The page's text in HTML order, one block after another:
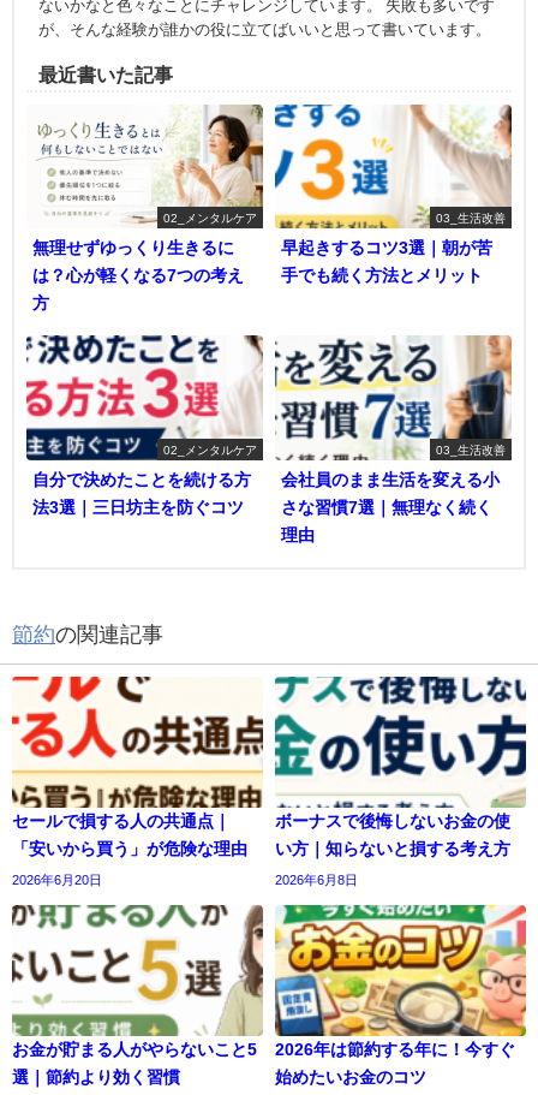
ないかなと色々なことにチャレンジしています。 失敗も多いです
が、そんな経験が誰かの役に立てばいいと思って書いています。
最近書いた記事
02_メンタルケア
無理せずゆっくり生きるに
は？心が軽くなる7つの考え
方
03_生活改善
早起きするコツ3選｜朝が苦
手でも続く方法とメリット
02_メンタルケア
自分で決めたことを続ける方
法3選｜三日坊主を防ぐコツ
03_生活改善
会社員のまま生活を変える小
さな習慣7選｜無理なく続く
理由
節約の関連記事
セールで損する人の共通点｜
「安いから買う」が危険な理由
2026年6月20日
ボーナスで後悔しないお金の使
い方｜知らないと損する考え方
2026年6月8日
お金が貯まる人がやらないこと5
選｜節約より効く習慣
2026年は節約する年に！今すぐ
始めたいお金のコツ